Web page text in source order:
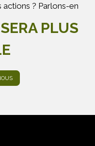
? Parlons-en
PLUS